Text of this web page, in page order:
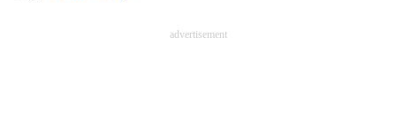
advertisement